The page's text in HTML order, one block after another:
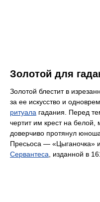
Золотой для
Золотой блестит в
за ее искусство и
ритуала гадания. Перед
чертит им крест на белой,
доверчиво протянул
Пресьоса — «Цыганочка»
Сервантеса , изданной в